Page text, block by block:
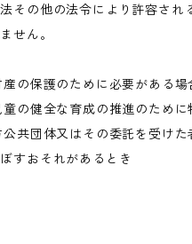
その他の法令により許容さ
せん。
産の保護のために必要がある
童の健全な育成の推進のため
公共団体又はその委託を受け
すおそれがあるとき